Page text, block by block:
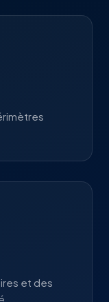
et des